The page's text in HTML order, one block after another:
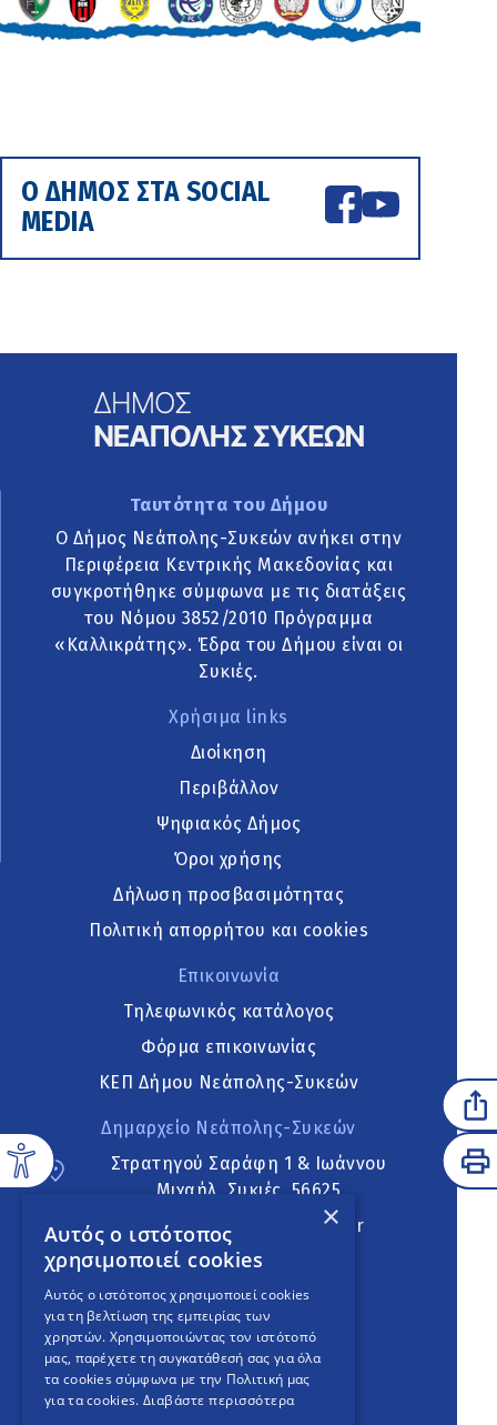
Ο ΔΗΜΟΣ ΣΤΑ SOCIAL
MEDIA
Ταυτότητα του Δήμου
Ο Δήμος Νεάπολης-Συκεών ανήκει στην
Περιφέρεια Κεντρικής Μακεδονίας και
συγκροτήθηκε σύμφωνα με τις διατάξεις
του Νόμου 3852/2010 Πρόγραμμα
«Καλλικράτης». Έδρα του Δήμου είναι οι
Συκιές.
Χρήσιμα links
Διοίκηση
Περιβάλλον
Ψηφιακός Δήμος
Όροι χρήσης
Δήλωση προσβασιμότητας
Πολιτική απορρήτου και cookies
Επικοινωνία
Τηλεφωνικός κατάλογος
Φόρμα επικοινωνίας
ΚΕΠ Δήμου Νεάπολης-Συκεών
Δημαρχείο Νεάπολης-Συκεών
Στρατηγού Σαράφη 1 & Ιωάννου
Μιχαήλ, Συκιές, 56625
neapoli.sykies@ddt.gov.gr
Ακολουθήστε
English Version
An project
×
Αυτός ο ιστότοπος
χρησιμοποιεί cookies
Αυτός ο ιστότοπος χρησιμοποιεί cookies
για τη βελτίωση της εμπειρίας των
χρηστών. Χρησιμοποιώντας τον ιστότοπό
μας, παρέχετε τη συγκατάθεσή σας για όλα
τα cookies σύμφωνα με την Πολιτική μας
για τα cookies. Διαβάστε περισσότερα